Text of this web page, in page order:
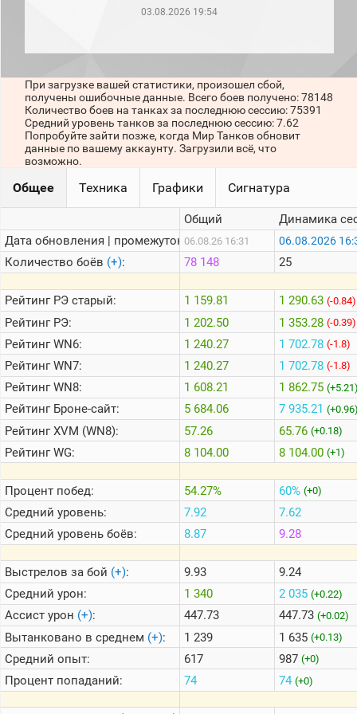
месяц)
игроков
последние
сессии)
1000
стримеров
Информация
Онлайн
Цветовая
шкала
Теlegram
ВК
Портал
Мира
03.08.2026 19:54
При загрузке вашей статистики, произошел сбой,
получены ошибочные данные. Всего боев получено: 78148
Количество боев на танках за последнюю сессию: 75391
Средний уровень танков за последнюю сессию: 7.62
Попробуйте зайти позже, когда Мир Танков обновит
данные по вашему аккаунту. Загрузили всё, что
возможно.
Общее Техника Графики Сигнатура
Дата обновления | промежуток:
Количество боёв (+):
РейтингРЭ старый:
РейтингРЭ:
РейтингWN6:
РейтингWN7:
РейтингWN8:
РейтингБроне-сайт:
РейтингXVM (WN8):
РейтингWG:
Процент побед:
Средний уровень:
Средний уровень боёв:
Выстрелов за бой (+):
Средний урон:
Ассист урон (+):
Вытанковано в среднем (+):
Средний опыт:
Процент попаданий:
Общий
06.08.26 16:31
78 148
1 159.81
1 202.50
1 240.27
1 240.27
1 608.21
5 684.06
57.26
8 104.00
54.27%
7.92
8.87
9.93
1 340
447.73
1 239
617
74
Динамика
06.08.2026
25
1 290.63 (-0.84)
1 353.28 (-0.39)
1 702.78 (-1.8)
1 702.78 (-1.8)
1 862.75
7 935.21
65.76 (+0.18)
8 104.00 (+1)
60% (+0)
7.62
9.28
9.24
2 035 (+0.22)
447.73 (+0.02)
1 635 (+0.13)
987 (+0)
74 (+0)